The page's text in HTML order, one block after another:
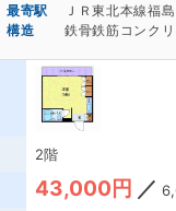
ＪＲ東北本線福
鉄骨鉄筋コンク
2階
43,000円